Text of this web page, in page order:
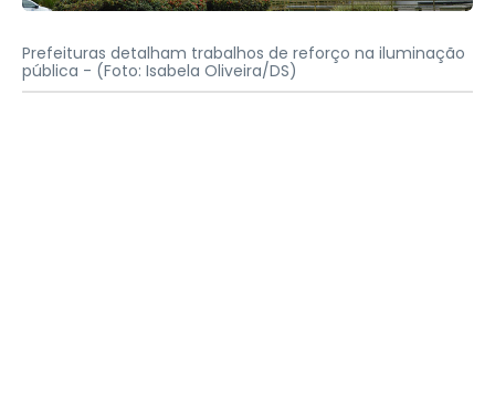
Prefeituras detalham trabalhos de reforço na iluminação
pública - (Foto: Isabela Oliveira/DS)